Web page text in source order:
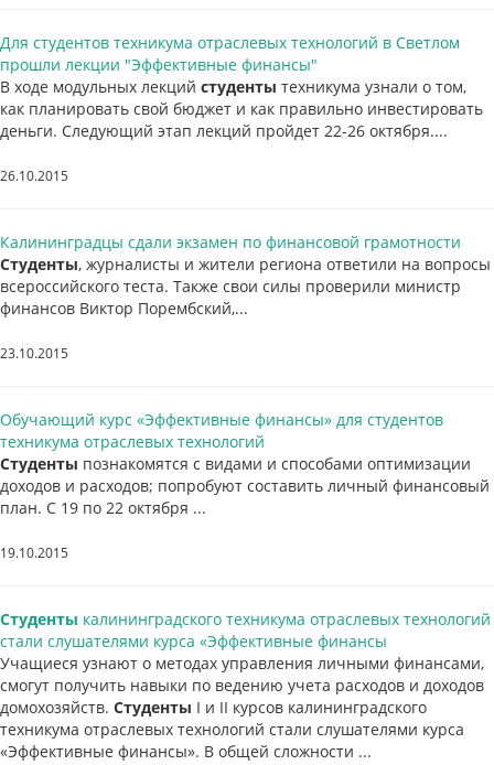
Для студентов техникума отраслевых технологий в Светлом
прошли лекции "Эффективные финансы"
В ходе модульных лекций студенты техникума узнали о том,
как планировать свой бюджет и как правильно инвестировать
деньги. Следующий этап лекций пройдет 22-26 октября....
26.10.2015
Калининградцы сдали экзамен по финансовой грамотности
Студенты, журналисты и жители региона ответили на вопросы
всероссийского теста. Также свои силы проверили министр
финансов Виктор Порембский,...
23.10.2015
Обучающий курс «Эффективные финансы» для студентов
техникума отраслевых технологий
Студенты познакомятся с видами и способами оптимизации
доходов и расходов; попробуют составить личный финансовый
план. С 19 по 22 октября ...
19.10.2015
Студенты калининградского техникума отраслевых технологий
стали слушателями курса «Эффективные финансы
Учащиеся узнают о методах управления личными финансами,
смогут получить навыки по ведению учета расходов и доходов
домохозяйств. Студенты I и II курсов калининградского
техникума отраслевых технологий стали слушателями курса
«Эффективные финансы». В общей сложности ...